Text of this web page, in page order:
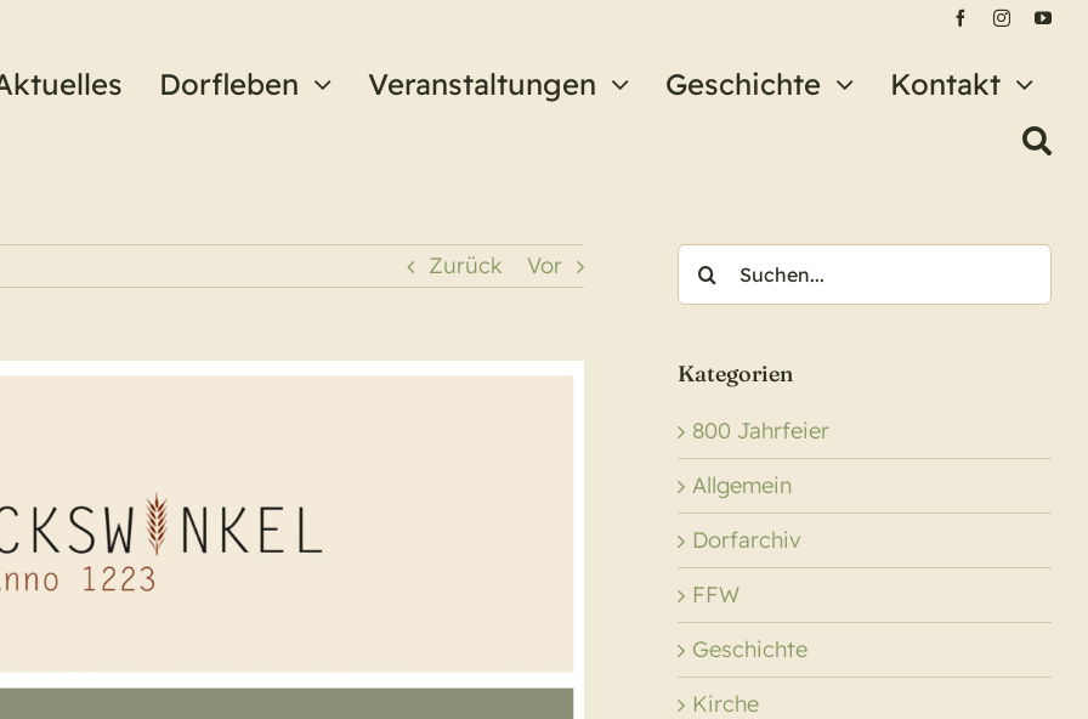
Dorfleben Veranstaltungen Geschichte Kontakt
Zurück Vor
Suche
nach:
Kategorien
800 Jahrfeier
Allgemein
Dorfarchiv
FFW
Geschichte
Kirche